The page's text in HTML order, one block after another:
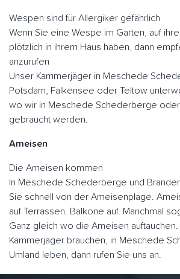
Wespen sind für Allergiker gefährlich
Wenn Sie eine Wespe im Garten, auf
plötzlich in ihrem Haus haben, dann
anzurufen
Unser Kammerjäger in Meschede
Potsdam, Falkensee oder Teltow
wo wir in Meschede Schederberge
gebraucht werden.
Ameisen
Die Ameisen kommen
In Meschede Schederberge und
Sie schnell von der Ameisenplage.
auf Terrassen. Balkone auf. Manchmal
Ganz gleich wo die Ameisen
Kammerjäger brauchen, in Meschede
Umland leben, dann rufen Sie uns an.